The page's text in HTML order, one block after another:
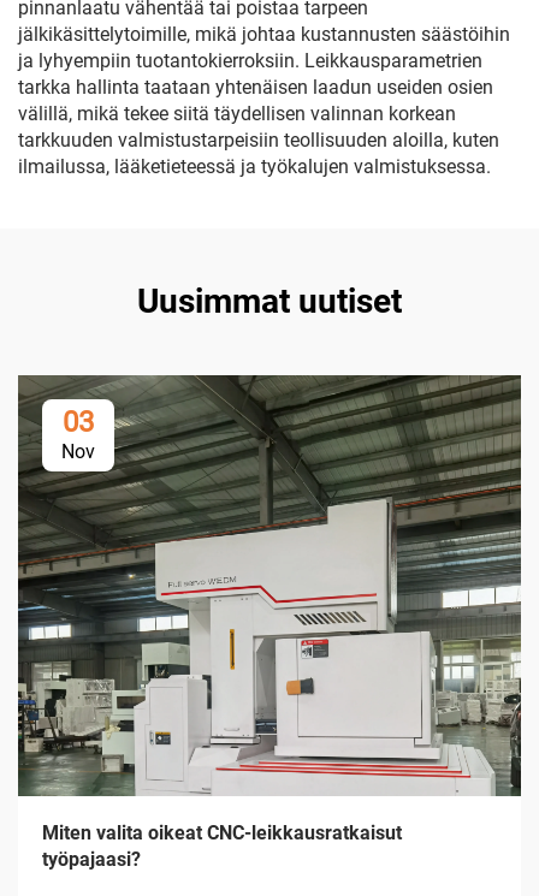
pinnanlaatu vähentää tai poistaa tarpeen
jälkikäsittelytoimille, mikä johtaa kustannusten säästöihin
ja lyhyempiin tuotantokierroksiin. Leikkausparametrien
tarkka hallinta taataan yhtenäisen laadun useiden osien
välillä, mikä tekee siitä täydellisen valinnan korkean
tarkkuuden valmistustarpeisiin teollisuuden aloilla, kuten
ilmailussa, lääketieteessä ja työkalujen valmistuksessa.
Uusimmat uutiset
03
Nov
Miten valita oikeat CNC-leikkausratkaisut
työpajaasi?